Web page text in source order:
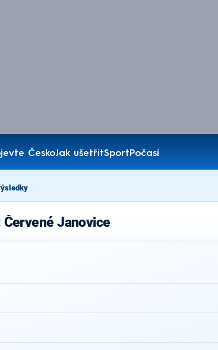
ČeskoJak ušetřitSportPočasí
Janovice